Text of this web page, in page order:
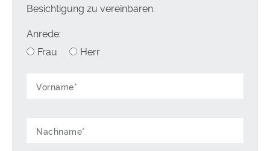
Baujahr:
Heizungsart:
Energieeffizienzklasse:
Besichtigung zu vereinbaren.
Anrede:
Frau
Herr